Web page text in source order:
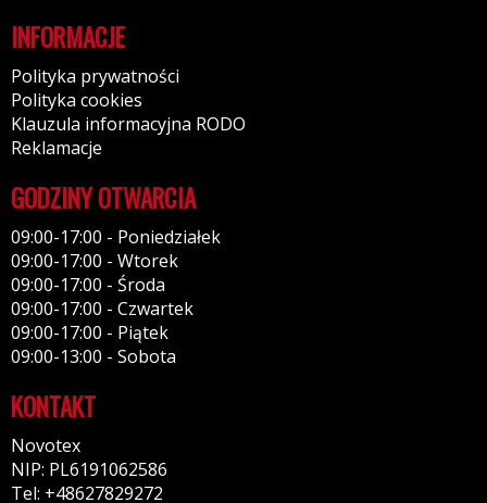
INFORMACJE
Polityka prywatności
Polityka cookies
Klauzula informacyjna RODO
Reklamacje
GODZINY OTWARCIA
09:00-17:00 - Poniedziałek
09:00-17:00 - Wtorek
09:00-17:00 - Środa
09:00-17:00 - Czwartek
09:00-17:00 - Piątek
09:00-13:00 - Sobota
KONTAKT
Novotex
NIP: PL6191062586
Tel: +48627829272